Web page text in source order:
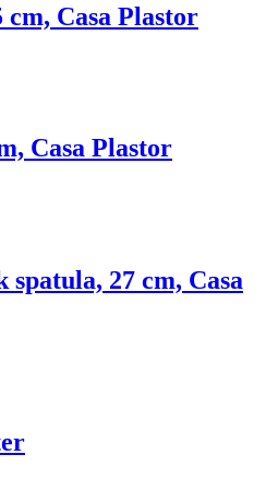
Casa Plastor
Casa Plastor
27 cm, Casa